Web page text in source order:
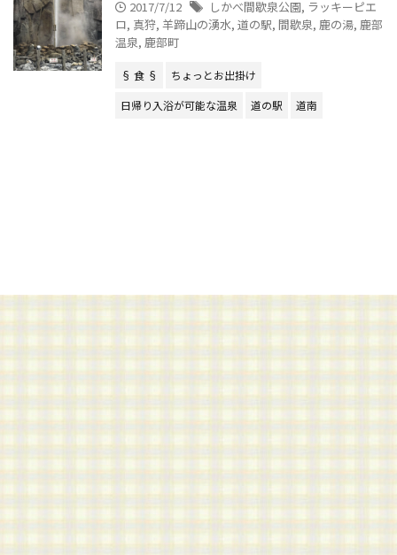
2017/7/12 しかべ間歇泉公園, ラッキーピエ
ロ, 真狩, 羊蹄山の湧水, 道の駅, 間歇泉, 鹿の湯, 鹿部
温泉, 鹿部町
§ 食 §
ちょっとお出掛け
日帰り入浴が可能な温泉
道の駅 道南